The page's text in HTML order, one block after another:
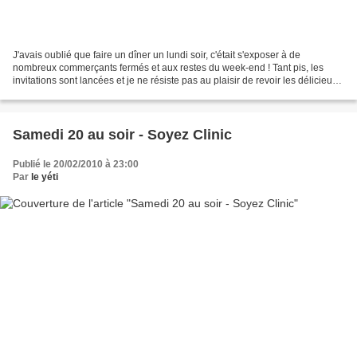
J'avais oublié que faire un dîner un lundi soir, c'était s'exposer à de
nombreux commerçants fermés et aux restes du week-end ! Tant pis, les
invitations sont lancées et je ne résiste pas au plaisir de revoir les délicieux
Samedi 20 au soir - Soyez Clinic
Publié le 20/02/2010 à 23:00
Par le yéti